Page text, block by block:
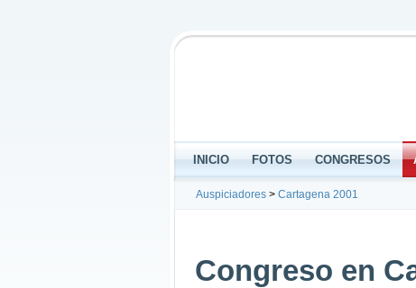
INICIO FOTOS CONGRESOS
Auspiciadores > Cartagena 2001
Congreso en